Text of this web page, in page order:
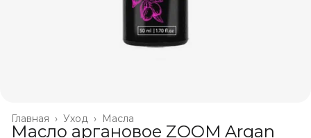
Масла
Уход ›
Главная ›
Масло аргановое ZOOM Argan